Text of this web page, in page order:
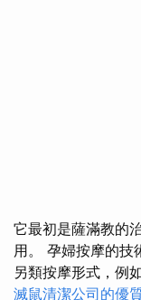
它最初是薩滿教的
用。 孕婦按摩的技
另類按摩形式，例
滅鼠清潔公司的優